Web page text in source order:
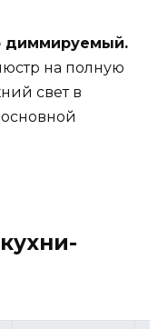
диммируемый.
на полную
свет в